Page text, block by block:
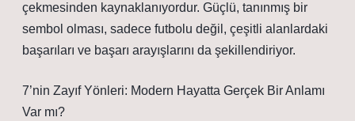
çekmesinden kaynaklanıyordur. Güçlü, tanınmış bir
sembol olması, sadece futbolu değil, çeşitli alanlardaki
başarıları ve başarı arayışlarını da şekillendiriyor.
7’nin Zayıf Yönleri: Modern Hayatta Gerçek Bir Anlamı
Var mı?